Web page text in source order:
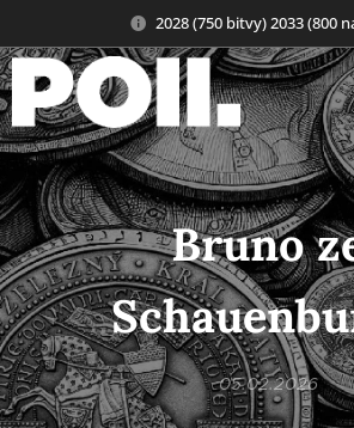
2028 (750 bitvy) 2033 (800
Bruno
05.02.2026